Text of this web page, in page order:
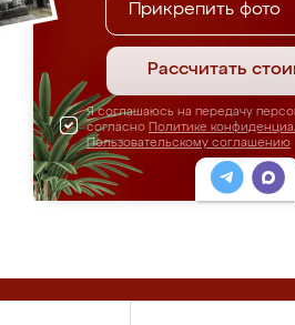
Прикрепить фото
Рассчитать
Я соглашаюсь на передачу
согласно Политике
Пользовательскому соглашению